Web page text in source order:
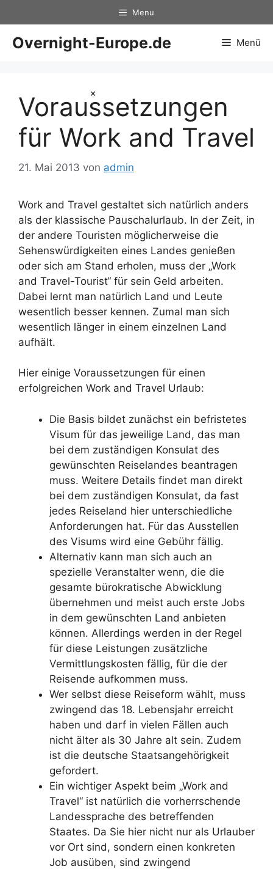
×
Inhalt
springen
Menu
Overnight-Europe.de Menü
Voraussetzungen
für Work and Travel
21. Mai 2013 von admin
Work and Travel gestaltet sich natürlich anders
als der klassische Pauschalurlaub. In der Zeit, in
der andere Touristen möglicherweise die
Sehenswürdigkeiten eines Landes genießen
oder sich am Stand erholen, muss der „Work
and Travel-Tourist“ für sein Geld arbeiten.
Dabei lernt man natürlich Land und Leute
wesentlich besser kennen. Zumal man sich
wesentlich länger in einem einzelnen Land
aufhält.
Hier einige Voraussetzungen für einen
erfolgreichen Work and Travel Urlaub:
Die Basis bildet zunächst ein befristetes
Visum für das jeweilige Land, das man
bei dem zuständigen Konsulat des
gewünschten Reiselandes beantragen
muss. Weitere Details findet man direkt
bei dem zuständigen Konsulat, da fast
jedes Reiseland hier unterschiedliche
Anforderungen hat. Für das Ausstellen
des Visums wird eine Gebühr fällig.
Alternativ kann man sich auch an
spezielle Veranstalter wenn, die die
gesamte bürokratische Abwicklung
übernehmen und meist auch erste Jobs
in dem gewünschten Land anbieten
können. Allerdings werden in der Regel
für diese Leistungen zusätzliche
Vermittlungskosten fällig, für die der
Reisende aufkommen muss.
Wer selbst diese Reiseform wählt, muss
zwingend das 18. Lebensjahr erreicht
haben und darf in vielen Fällen auch
nicht älter als 30 Jahre alt sein. Zudem
ist die deutsche Staatsangehörigkeit
gefordert.
Ein wichtiger Aspekt beim „Work and
Travel“ ist natürlich die vorherrschende
Landessprache des betreffenden
Staates. Da Sie hier nicht nur als Urlauber
vor Ort sind, sondern einen konkreten
Job ausüben, sind zwingend